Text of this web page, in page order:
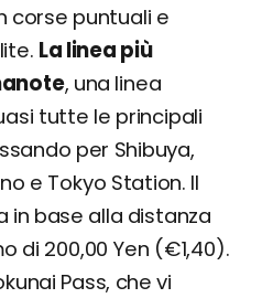
corse puntuali e
La linea più
, una linea
tutte le principali
per Shibuya,
e Tokyo Station. Il
in base alla distanza
di 200,00 Yen (€1,40).
Pass, che vi